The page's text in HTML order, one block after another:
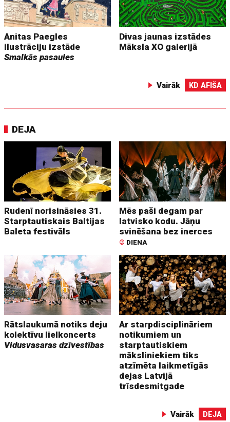
Anitas Paegles
ilustrāciju izstāde
Smalkās pasaules
Divas jaunas izstādes
Māksla XO galerijā
Vairāk KD AFIŠA
DEJA
Rudenī norisināsies 31.
Starptautiskais Baltijas
Baleta festivāls
Mēs paši degam par
latvisko kodu. Jāņu
svinēšana bez inerces
© DIENA
Rātslaukumā notiks deju
kolektīvu lielkoncerts
Vidusvasaras dzīvestības
Ar starpdisciplināriem
notikumiem un
starptautiskiem
māksliniekiem tiks
atzīmēta laikmetīgās
dejas Latvijā
trīsdesmitgade
Vairāk DEJA